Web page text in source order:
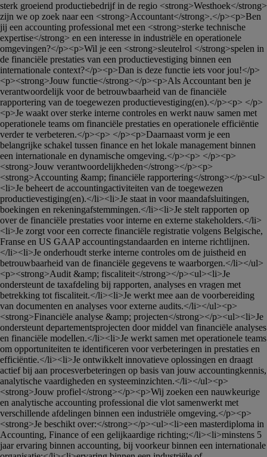
sterk groeiend productiebedrijf in de regio <strong>Westhoek</strong>
zijn we op zoek naar een <strong>Accountant</strong>.</p><p>Ben
jij een accounting professional met een <strong>sterke technische
expertise</strong> en een interesse in industriële en operationele
omgevingen?</p><p>Wil je een <strong>sleutelrol </strong>spelen in
de financiële prestaties van een productievestiging binnen een
internationale context?</p><p>Dan is deze functie iets voor jou!</p>
<p><strong>Jouw functie</strong></p><p>Als Accountant ben je
verantwoordelijk voor de betrouwbaarheid van de financiële
rapportering van de toegewezen productievestiging(en).</p><p> </p>
<p>Je waakt over sterke interne controles en werkt nauw samen met
operationele teams om financiële prestaties en operationele efficiëntie
verder te verbeteren.</p><p> </p><p>Daarnaast vorm je een
belangrijke schakel tussen finance en het lokale management binnen
een internationale en dynamische omgeving.</p><p> </p><p>
<strong>Jouw verantwoordelijkheden</strong></p><p>
<strong>Accounting &amp; financiële rapportering</strong></p><ul>
<li>Je beheert de accountingactiviteiten van de toegewezen
productievestiging(en).</li><li>Je staat in voor maandafsluitingen,
boekingen en rekeningafstemmingen.</li><li>Je stelt rapporten op
over de financiële prestaties voor interne en externe stakeholders.</li>
<li>Je zorgt voor een correcte financiële registratie volgens Belgische,
Franse en US GAAP accountingstandaarden en interne richtlijnen.
</li><li>Je onderhoudt sterke interne controles om de juistheid en
betrouwbaarheid van de financiële gegevens te waarborgen.</li></ul>
<p><strong>Audit &amp; fiscaliteit</strong></p><ul><li>Je
ondersteunt de taxafdeling bij rapporten, analyses en vragen met
betrekking tot fiscaliteit.</li><li>Je werkt mee aan de voorbereiding
van documenten en analyses voor externe audits.</li></ul><p>
<strong>Financiële analyse &amp; projecten</strong></p><ul><li>Je
ondersteunt departementsprojecten door middel van financiële analyses
en financiële modellen.</li><li>Je werkt samen met operationele teams
om opportuniteiten te identificeren voor verbeteringen in prestaties en
efficiëntie.</li><li>Je ontwikkelt innovatieve oplossingen en draagt
actief bij aan procesverbeteringen op basis van jouw accountingkennis,
analytische vaardigheden en systeeminzichten.</li></ul><p>
<strong>Jouw profiel</strong></p><p>Wij zoeken een nauwkeurige
en analytische accounting professional die vlot samenwerkt met
verschillende afdelingen binnen een industriële omgeving.</p><p>
<strong>Je beschikt over:</strong></p><ul><li>een masterdiploma in
Accounting, Finance of een gelijkaardige richting;</li><li>minstens 5
jaar ervaring binnen accounting, bij voorkeur binnen een internationale